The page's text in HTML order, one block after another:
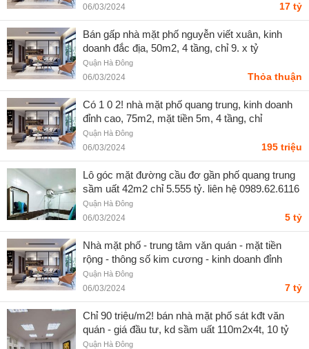
06/03/2024 17 tỷ
Bán gấp nhà mặt phố nguyễn viết xuân, kinh
doanh đắc địa, 50m2, 4 tầng, chỉ 9. x tỷ
Quận Hà Đông
06/03/2024 Thỏa thuận
Có 1 0 2! nhà mặt phố quang trung, kinh doanh
đỉnh cao, 75m2, mặt tiền 5m, 4 tầng, chỉ
195tr/m2
Quận Hà Đông
06/03/2024 195 triệu
Lô góc mặt đường cầu đơ gần phố quang trung
sầm uất 42m2 chỉ 5.555 tỷ. liên hệ 0989.62.6116
Quận Hà Đông
06/03/2024 5 tỷ
Nhà mặt phố - trung tâm văn quán - mặt tiền
rộng - thông số kim cương - kinh doanh đỉnh
Quận Hà Đông
06/03/2024 7 tỷ
Chỉ 90 triệu/m2! bán nhà mặt phố sát kđt văn
quán - giá đầu tư, kd sầm uất 110m2x4t, 10 tỷ
Quận Hà Đông